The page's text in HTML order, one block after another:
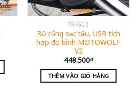
TRK502
Bộ cổng sạc tẩu, USB tích
hợp đo bình MOTOWOLF
V2
448.500₫
THÊM VÀO GIỎ HÀNG